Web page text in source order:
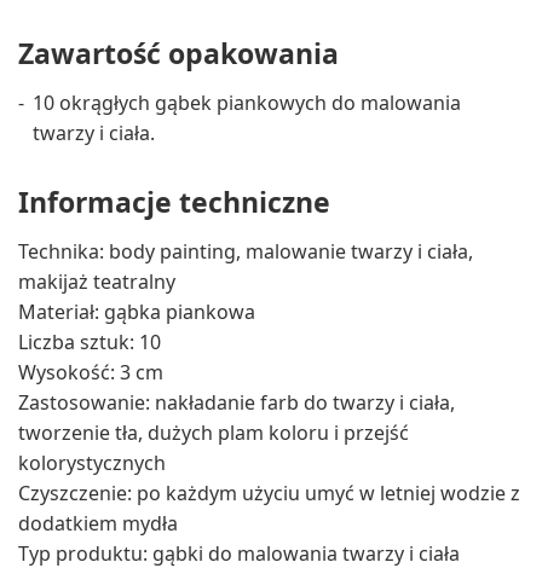
Zawartość opakowania
10 okrągłych gąbek piankowych do malowania
twarzy i ciała.
Informacje techniczne
Technika: body painting, malowanie twarzy i ciała,
makijaż teatralny
Materiał: gąbka piankowa
Liczba sztuk: 10
Wysokość: 3 cm
Zastosowanie: nakładanie farb do twarzy i ciała,
tworzenie tła, dużych plam koloru i przejść
kolorystycznych
Czyszczenie: po każdym użyciu umyć w letniej wodzie z
dodatkiem mydła
Typ produktu: gąbki do malowania twarzy i ciała